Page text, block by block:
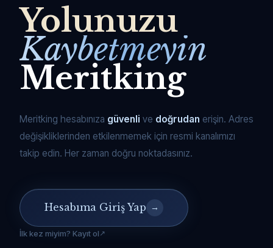
Yolunuzu
Kaybetmeyin
Meritking
Meritking hesabınıza güvenli ve doğrudan erişin. Adres
değişikliklerinden etkilenmemek için resmi kanalımızı
takip edin. Her zaman doğru noktadasınız.
Hesabıma Giriş Yap →
İlk kez miyim? Kayıt ol